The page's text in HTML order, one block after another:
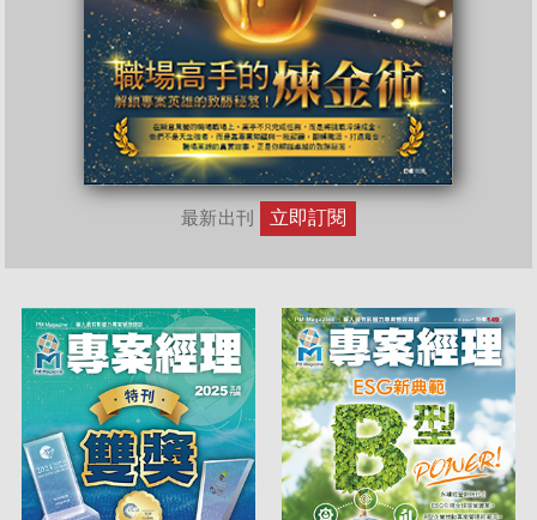
最新出刊 立即訂閱